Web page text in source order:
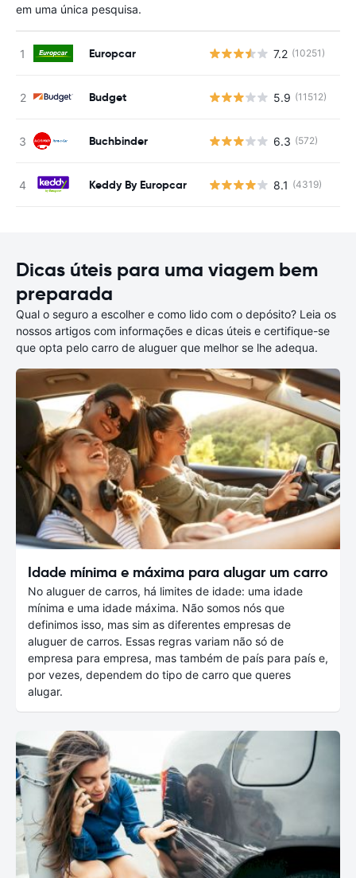
em uma única pesquisa.
Europcar 7.2 (10251)
Budget 5.9 (11512)
Buchbinder 6.3 (572)
Keddy By Europcar 8.1 (4319)
Dicas úteis para uma viagem bem
preparada
Qual o seguro a escolher e como lido com o depósito? Leia os
nossos artigos com informações e dicas úteis e certifique-se
que opta pelo carro de aluguer que melhor se lhe adequa.
Idade mínima e máxima para alugar um carro
No aluguer de carros, há limites de idade: uma idade
mínima e uma idade máxima. Não somos nós que
definimos isso, mas sim as diferentes empresas de
aluguer de carros. Essas regras variam não só de
empresa para empresa, mas também de país para país e,
por vezes, dependem do tipo de carro que queres
alugar.